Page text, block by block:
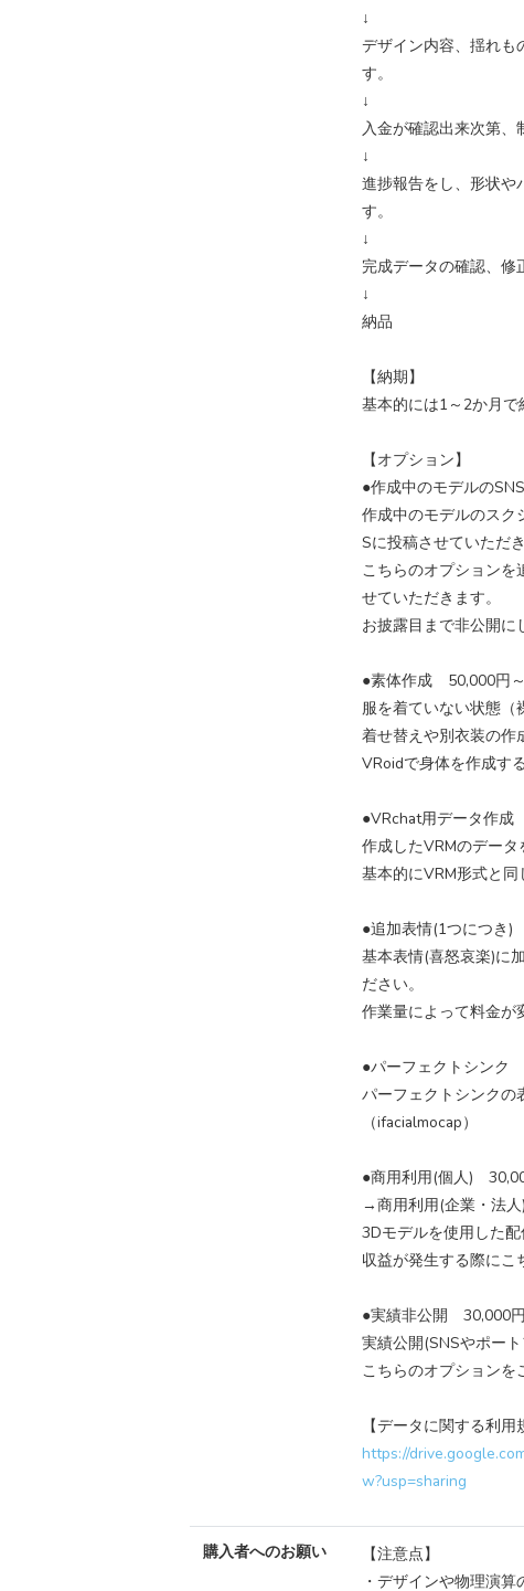
↓
デザイン内容、揺れも
す。
↓
入金が確認出来次第、
↓
進捗報告をし、形状や
す。
↓
完成データの確認、修
↓
納品
【納期】
基本的には1～2か月で
【オプション】
●作成中のモデルの
作成中のモデルのスク
Sに投稿させていただき
こちらのオプションを
せていただきます。
お披露目まで非公開に
●素体作成 50,000円
服を着ていない状態（
着せ替えや別衣装の作
VRoidで身体を作成す
●VRchat用データ作
作成したVRMのデータ
基本的にVRM形式と
●追加表情(1つにつき
基本表情(喜怒哀楽)に
ださい。​
作業量によって料金が
●パーフェクトシンク
パーフェクトシンクの
​（ifacialmocap）
●商用利用(個人)
→商用利用(企業・法
3Dモデルを使用した
収益が発生する際にこ
●実績非公開 30,000円
実績公開(SNSやポー
こちらのオプションを
【データに関する利用
https://
w?usp=sharing
購入者へのお願い
【注意点】
・デザインや物理演